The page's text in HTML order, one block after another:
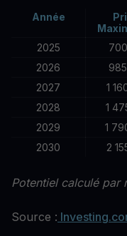
Année
2025
2026
2027
1
2028
1
2029
1
2030
2
Potentiel calculé
Source :